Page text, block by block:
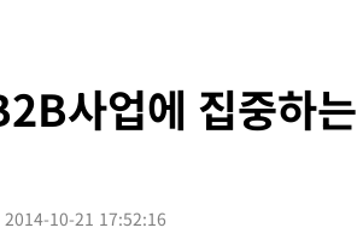
사업에 집중하는
2014-10-21 17:52:16